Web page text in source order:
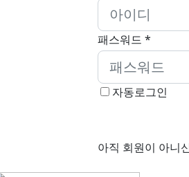
패스워드 *
자동로그인
아직 회원이 아니